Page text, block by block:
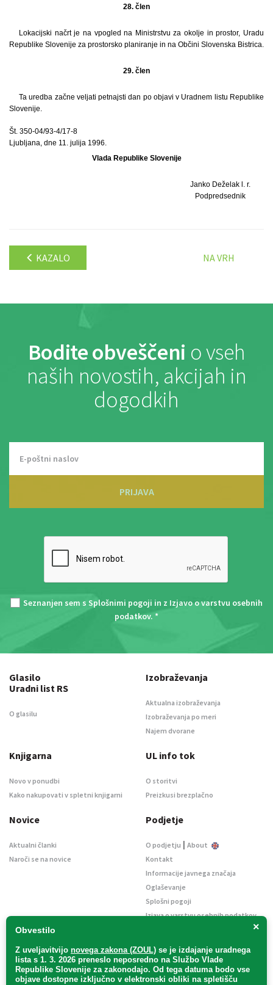
28. člen
Lokacijski načrt je na vpogled na Ministrstvu za okolje in prostor, Uradu
Republike Slovenije za prostorsko planiranje in na Občini Slovenska Bistrica.
29. člen
Ta uredba začne veljati petnajsti dan po objavi v Uradnem listu Republike
Slovenije.
Št. 350-04/93-4/17-8
Ljubljana, dne 11. julija 1996.
Vlada Republike Slovenije
Janko Deželak l. r.
Podpredsednik
KAZALO NA VRH
Bodite obveščeni o vseh
naših novostih, akcijah in
dogodkih
PRIJAVA
Seznanjen sem s Splošnimi pogoji in z Izjavo o varstvu osebnih
podatkov. *
×
Obvestilo
Z uveljavitvijo novega zakona (ZOUL) se je izdajanje uradnega
lista s 1. 3. 2026 preneslo neposredno na Službo Vlade
Republike Slovenije za zakonodajo. Od tega datuma bodo vse
objave dostopne izključno v elektronski obliki na spletišču
Glasilo
Uradni list RS
O glasilu
Izobraževanja
Aktualna izobraževanja
Izobraževanja po meri
Najem dvorane
Knjigarna
Novo v ponudbi
Kako nakupovati v spletni knjigarni
UL info tok
O storitvi
Preizkusi brezplačno
Novice
Aktualni članki
Naroči se na novice
Podjetje
O podjetju | About
Kontakt
Informacije javnega značaja
Oglaševanje
Splošni pogoji
Izjava o varstvu osebnih podatkov